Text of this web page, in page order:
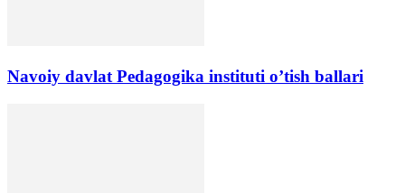
Navoiy davlat Pedagogika instituti o’tish ballari